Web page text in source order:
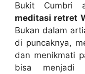
Bukit Cumbri
meditasi retret
Bukan dalam
di puncaknya,
dan menikmati
bisa menjadi